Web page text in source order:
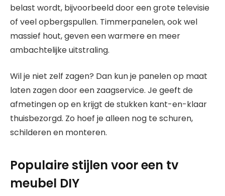
belast wordt, bijvoorbeeld door een grote televisie
of veel opbergspullen. Timmerpanelen, ook wel
massief hout, geven een warmere en meer
ambachtelijke uitstraling.
Wil je niet zelf zagen? Dan kun je panelen op maat
laten zagen door een zaagservice. Je geeft de
afmetingen op en krijgt de stukken kant-en-klaar
thuisbezorgd. Zo hoef je alleen nog te schuren,
schilderen en monteren.
Populaire stijlen voor een tv
meubel DIY